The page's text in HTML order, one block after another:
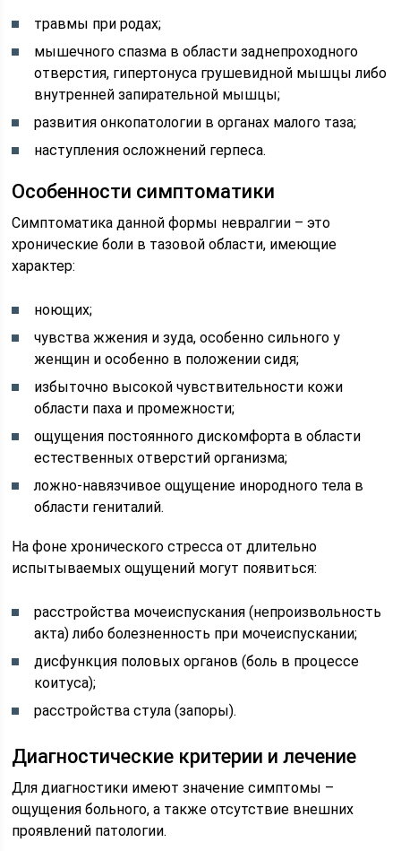
травмы при родах;
мышечного спазма в области заднепроходного
отверстия, гипертонуса грушевидной мышцы либо
внутренней запирательной мышцы;
развития онкопатологии в органах малого таза;
наступления осложнений герпеса.
Особенности симптоматики
Симптоматика данной формы невралгии – это
хронические боли в тазовой области, имеющие
характер:
ноющих;
чувства жжения и зуда, особенно сильного у
женщин и особенно в положении сидя;
избыточно высокой чувствительности кожи
области паха и промежности;
ощущения постоянного дискомфорта в области
естественных отверстий организма;
ложно-навязчивое ощущение инородного тела в
области гениталий.
На фоне хронического стресса от длительно
испытываемых ощущений могут появиться:
расстройства мочеиспускания (непроизвольность
акта) либо болезненность при мочеиспускании;
дисфункция половых органов (боль в процессе
коитуса);
расстройства стула (запоры).
Диагностические критерии и лечение
Для диагностики имеют значение симптомы –
ощущения больного, а также отсутствие внешних
проявлений патологии.